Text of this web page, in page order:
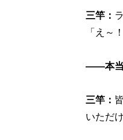
三竿：
「え～
――本当
三竿：
いただ